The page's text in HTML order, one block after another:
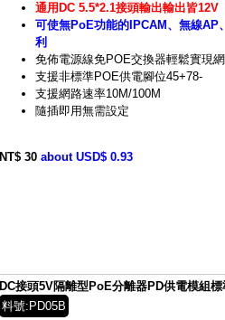
通用DC 5.5*2.1接頭輸出輸出皆12V
可使無PoE功能的IPCAM、無線AP
利
免佈電源線免POE交換器輕鬆實現
支援非標準POE供電腳位45+78-
支援網路速率10M/100M
隨插即用無需設定
NT$ 30 about USD$ 0.93
DC接頭5V隔離型PoE分離器PD供電模組
料號:PD05B